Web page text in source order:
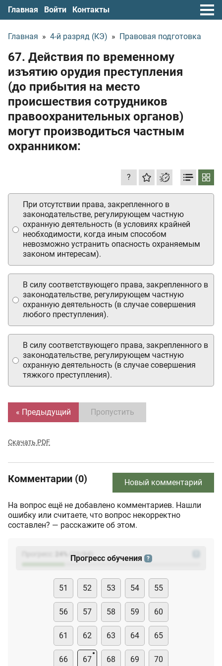
Главная Войти Контакты
Главная » 4-й разряд (КЭ) » Правовая подготовка
67. Действия по временному
изъятию орудия преступления
(до прибытия на место
происшествия сотрудников
правоохранительных органов)
могут производиться частным
охранником:
?
При отсутствии права, закрепленного в
законодательстве, регулирующем частную
охранную деятельность (в условиях крайней
необходимости, когда иным способом
невозможно устранить опасность охраняемым
законом интересам).
В силу соответствующего права, закрепленного в
законодательстве, регулирующем частную
охранную деятельность (в случае совершения
любого преступления).
В силу соответствующего права, закрепленного в
законодательстве, регулирующем частную
охранную деятельность (в случае совершения
тяжкого преступления).
« Предыдущий Пропустить
Скачать PDF
Комментарии (0) Новый комментарий
На вопрос ещё не добавлено комментариев. Нашли
ошибку или считаете, что вопрос некорректно
составлен? — расскажите об этом.
(23
Прогресс обучения ?
51 52 53 54 55
56 57 58 59 60
61 62 63 64 65
66 67 68 69 70